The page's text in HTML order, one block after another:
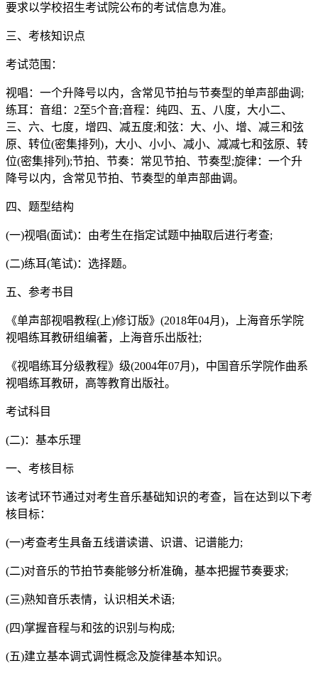
要求以学校招生考试院公布的考试信息为准。
三、考核知识点
考试范围：
视唱：一个升降号以内，含常见节拍与节奏型的单声部曲调;
练耳：音组：2至5个音;音程：纯四、五、八度，大小二、
三、六、七度，增四、减五度;和弦：大、小、增、减三和弦
原、转位(密集排列)，大小、小小、减小、减减七和弦原、转
位(密集排列);节拍、节奏：常见节拍、节奏型;旋律：一个升
降号以内，含常见节拍、节奏型的单声部曲调。
四、题型结构
(一)视唱(面试)：由考生在指定试题中抽取后进行考查;
(二)练耳(笔试)：选择题。
五、参考书目
《单声部视唱教程(上)修订版》(2018年04月)，上海音乐学院
视唱练耳教研组编著，上海音乐出版社;
《视唱练耳分级教程》级(2004年07月)，中国音乐学院作曲系
视唱练耳教研，高等教育出版社。
考试科目
(二)：基本乐理
一、考核目标
该考试环节通过对考生音乐基础知识的考查，旨在达到以下考
核目标：
(一)考查考生具备五线谱读谱、识谱、记谱能力;
(二)对音乐的节拍节奏能够分析准确，基本把握节奏要求;
(三)熟知音乐表情，认识相关术语;
(四)掌握音程与和弦的识别与构成;
(五)建立基本调式调性概念及旋律基本知识。